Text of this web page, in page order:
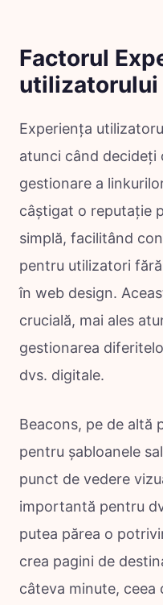
Factorul
utilizatorului
Experiența
atunci când decideți
gestionare a
câștigat o reputație
simplă, facilitând
pentru utilizatori
în web design.
crucială, mai ales
gestionarea
dvs. digitale.
Beacons, pe de altă
pentru șabloanele
punct de vedere
importantă pentru
putea părea o
crea pagini de
câteva minute, ceea